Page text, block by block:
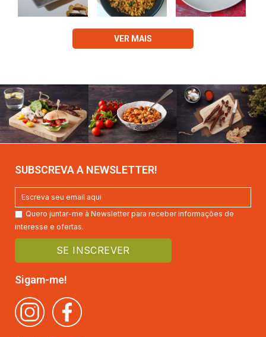
VER MAIS
SUBSCREVA A NEWSLETTER!
Quero juntar-me à Newsletter para receber informações de
interesse e ofertas.
Sigam-me!